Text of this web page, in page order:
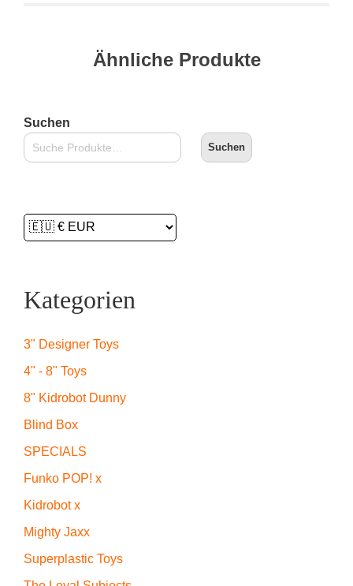
Ähnliche Produkte
Suchen
Suchen
Kategorien
3" Designer Toys
4" - 8" Toys
8" Kidrobot Dunny
Blind Box
SPECIALS
Funko POP! x
Kidrobot x
Mighty Jaxx
Superplastic Toys